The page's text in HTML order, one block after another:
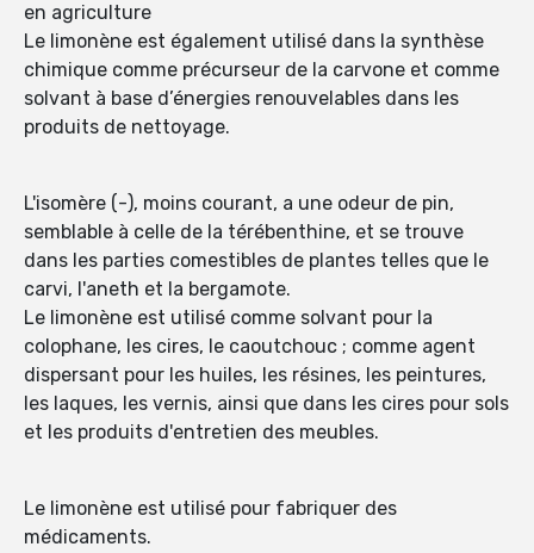
en agriculture
Le limonène est également utilisé dans la synthèse
chimique comme précurseur de la carvone et comme
solvant à base d’énergies renouvelables dans les
produits de nettoyage.
L'isomère (-), moins courant, a une odeur de pin,
semblable à celle de la térébenthine, et se trouve
dans les parties comestibles de plantes telles que le
carvi, l'aneth et la bergamote.
Le limonène est utilisé comme solvant pour la
colophane, les cires, le caoutchouc ; comme agent
dispersant pour les huiles, les résines, les peintures,
les laques, les vernis, ainsi que dans les cires pour sols
et les produits d'entretien des meubles.
Le limonène est utilisé pour fabriquer des
médicaments.